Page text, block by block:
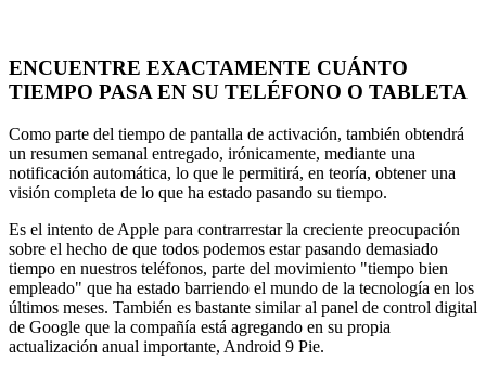
ENCUENTRE EXACTAMENTE CUÁNTO
TIEMPO PASA EN SU TELÉFONO O TABLETA
Como parte del tiempo de pantalla de activación, también obtendrá
un resumen semanal entregado, irónicamente, mediante una
notificación automática, lo que le permitirá, en teoría, obtener una
visión completa de lo que ha estado pasando su tiempo.
Es el intento de Apple para contrarrestar la creciente preocupación
sobre el hecho de que todos podemos estar pasando demasiado
tiempo en nuestros teléfonos, parte del movimiento "tiempo bien
empleado" que ha estado barriendo el mundo de la tecnología en los
últimos meses. También es bastante similar al panel de control digital
de Google que la compañía está agregando en su propia
actualización anual importante, Android 9 Pie.